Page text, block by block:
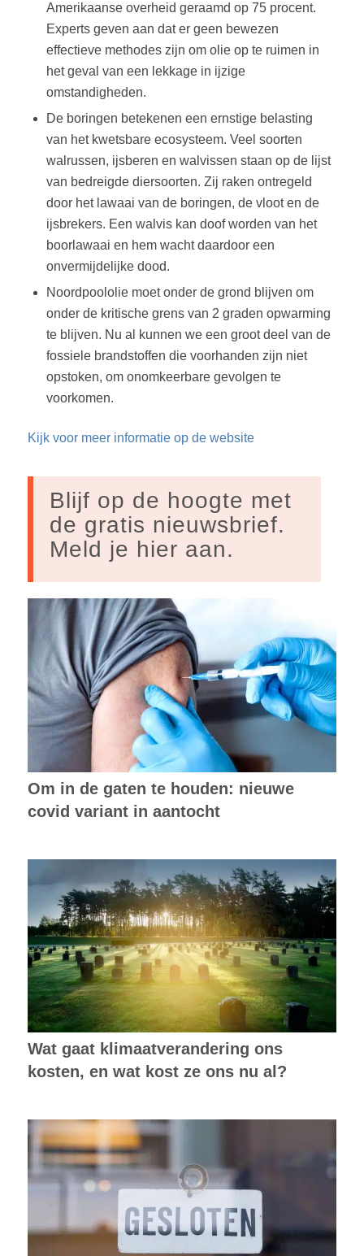
Amerikaanse overheid geraamd op 75 procent.
Experts geven aan dat er geen bewezen
effectieve methodes zijn om olie op te ruimen in
het geval van een lekkage in ijzige
omstandigheden.
De boringen betekenen een ernstige belasting
van het kwetsbare ecosysteem. Veel soorten
walrussen, ijsberen en walvissen staan op de lijst
van bedreigde diersoorten. Zij raken ontregeld
door het lawaai van de boringen, de vloot en de
ijsbrekers. Een walvis kan doof worden van het
boorlawaai en hem wacht daardoor een
onvermijdelijke dood.
Noordpoololie moet onder de grond blijven om
onder de kritische grens van 2 graden opwarming
te blijven. Nu al kunnen we een groot deel van de
fossiele brandstoffen die voorhanden zijn niet
opstoken, om onomkeerbare gevolgen te
voorkomen.
Kijk voor meer informatie op de website
Blijf op de hoogte met
de gratis nieuwsbrief.
Meld je hier aan.
Om in de gaten te houden: nieuwe
covid variant in aantocht
Wat gaat klimaatverandering ons
kosten, en wat kost ze ons nu al?